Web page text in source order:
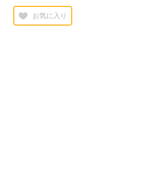
お気に入り